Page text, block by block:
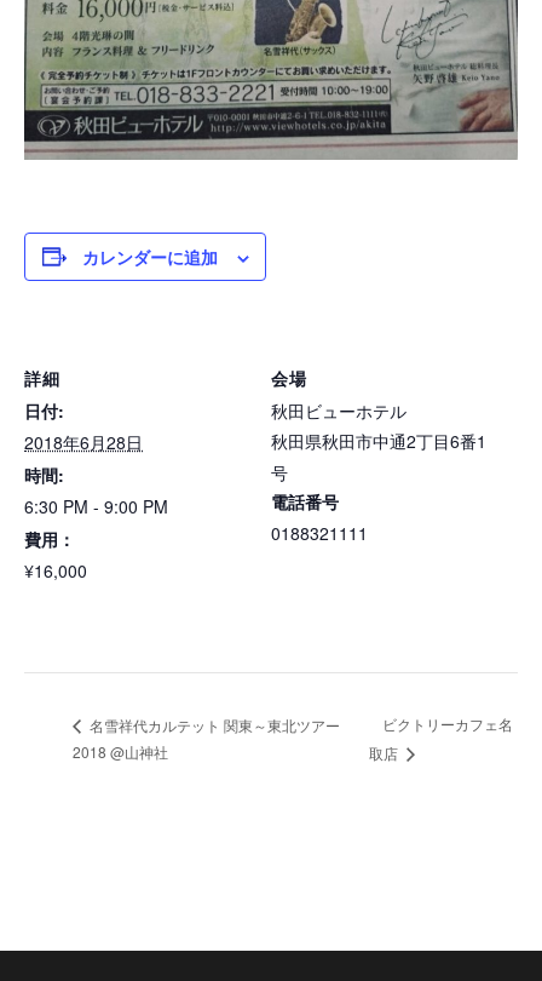
カレンダーに追加
詳細
日付:
2018年6月28日
時間:
6:30 PM - 9:00 PM
費用：
¥16,000
会場
秋田ビューホテル
秋田県秋田市中通2丁目6番1
号
電話番号
0188321111
名雪祥代カルテット 関東～東北ツアー
2018 @山神社
ビクトリーカフェ名
取店